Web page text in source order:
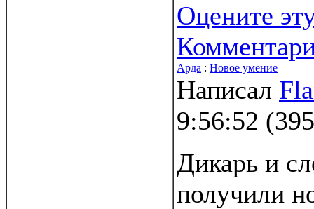
Оцените
Арда : Новое умение
Написал
9:56:52 (
Дикарь и
получили